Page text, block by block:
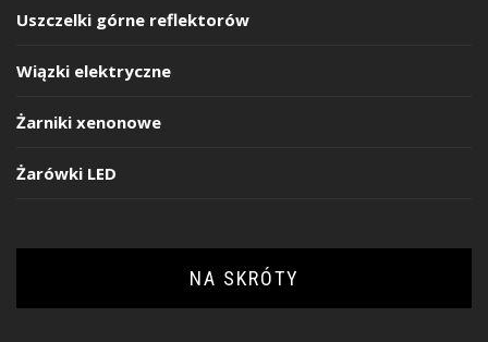
Uszczelki górne reflektorów
Wiązki elektryczne
Żarniki xenonowe
Żarówki LED
NA SKRÓTY